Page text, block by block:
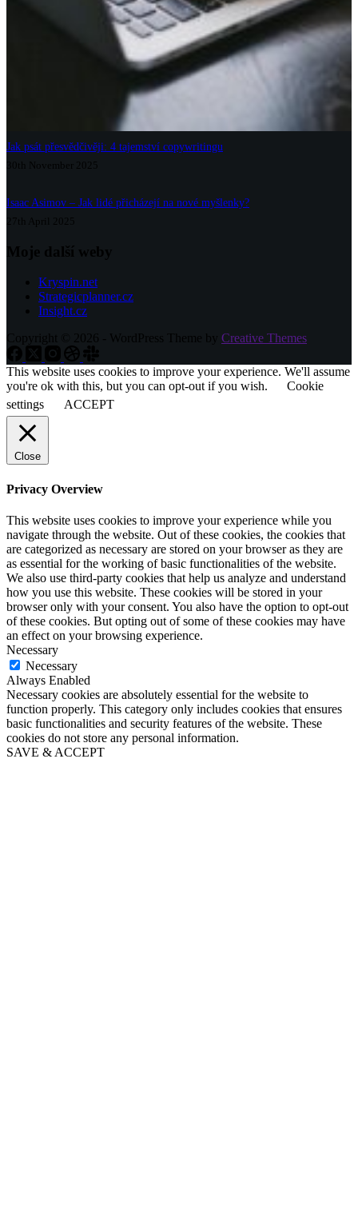
Jak psát přesvědčivěji: 4 tajemství copywritingu
30th November 2025
Isaac Asimov – Jak lidé přicházejí na nové myšlenky?
27th April 2025
Moje další weby
Kryspin.net
Strategicplanner.cz
Insight.cz
Copyright © 2026 - WordPress Theme by Creative Themes
This website uses cookies to improve your experience. We'll assume
you're ok with this, but you can opt-out if you wish.
Cookie
settings
ACCEPT
Close
Privacy Overview
This website uses cookies to improve your experience while you
navigate through the website. Out of these cookies, the cookies that
are categorized as necessary are stored on your browser as they are
as essential for the working of basic functionalities of the website.
We also use third-party cookies that help us analyze and understand
how you use this website. These cookies will be stored in your
browser only with your consent. You also have the option to opt-out
of these cookies. But opting out of some of these cookies may have
an effect on your browsing experience.
Necessary
Necessary
Always Enabled
Necessary cookies are absolutely essential for the website to
function properly. This category only includes cookies that ensures
basic functionalities and security features of the website. These
cookies do not store any personal information.
SAVE & ACCEPT